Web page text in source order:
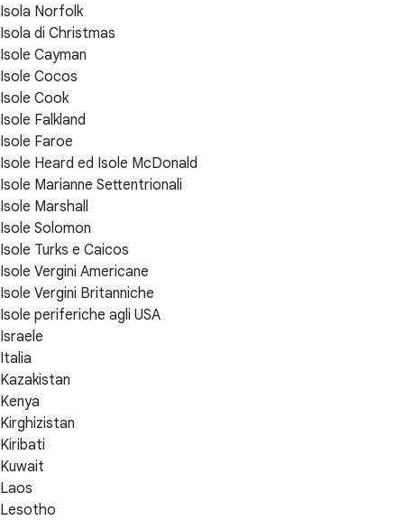
Isola Norfolk
Isola di Christmas
Isole Cayman
Isole Cocos
Isole Cook
Isole Falkland
Isole Faroe
Isole Heard ed Isole McDonald
Isole Marianne Settentrionali
Isole Marshall
Isole Solomon
Isole Turks e Caicos
Isole Vergini Americane
Isole Vergini Britanniche
Isole periferiche agli USA
Israele
Italia
Kazakistan
Kenya
Kirghizistan
Kiribati
Kuwait
Laos
Lesotho